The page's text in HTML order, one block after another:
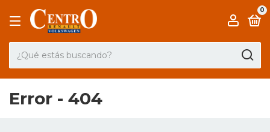
0
Error - 404